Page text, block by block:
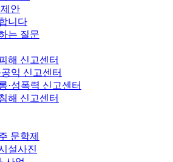
안
니다
는 질문
해 신고센터
공익 신고센터
·성폭력 신고센터
해 신고센터
문학제
설사진